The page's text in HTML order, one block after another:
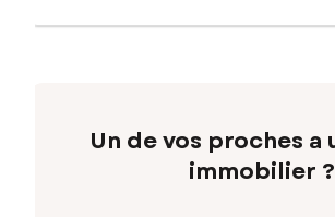
Un de vos proches a
immobilier ?